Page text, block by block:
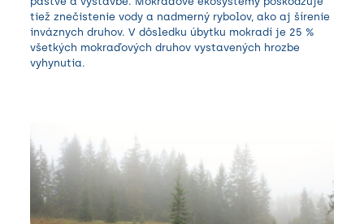
tiež znečistenie vody a nadmerný rybolov, ako aj šírenie
inváznych druhov. V dôsledku úbytku mokradí je 25 %
všetkých mokraďových druhov vystavených hrozbe
vyhynutia.